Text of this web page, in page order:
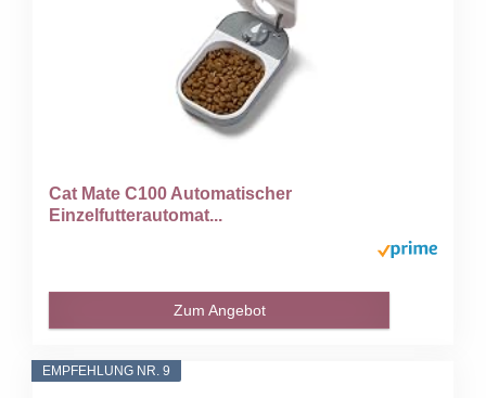
Cat Mate C100 Automatischer
Einzelfutterautomat...
Zum Angebot
EMPFEHLUNG NR. 9